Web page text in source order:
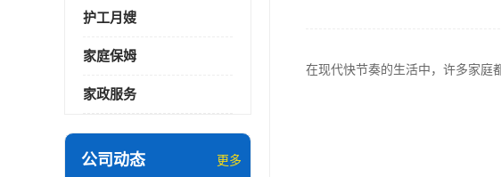
护工月嫂
家庭保姆
家政服务
公司动态 更多
在现代快节奏的生活中，许多家庭